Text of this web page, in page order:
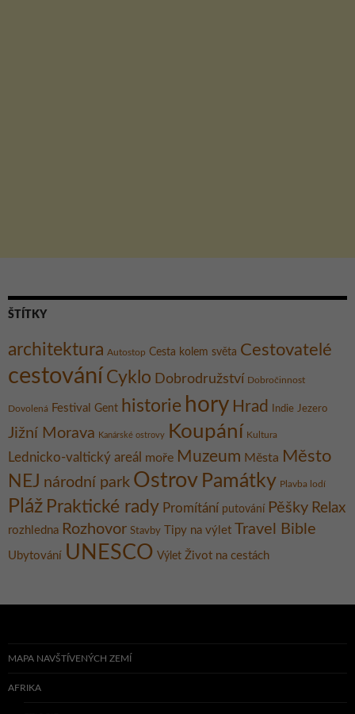
ŠTÍTKY
architektura Autostop Cesta kolem světa Cestovatelé
cestování Cyklo Dobrodružství Dobročinnost
Dovolená Festival Gent historie hory Hrad Indie Jezero
Jižní Morava Kanárské ostrovy Koupání Kultura
Lednicko-valtický areál moře Muzeum Města Město
NEJ národní park Ostrov Památky Plavba lodí
Pláž Praktické rady Promítání putování Pěšky Relax
rozhledna Rozhovor Stavby Tipy na výlet Travel Bible
Ubytování UNESCO Výlet Život na cestách
MAPA NAVŠTÍVENÝCH ZEMÍ
AFRIKA